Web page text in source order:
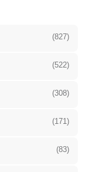
(827)
(522)
(308)
(171)
(83)